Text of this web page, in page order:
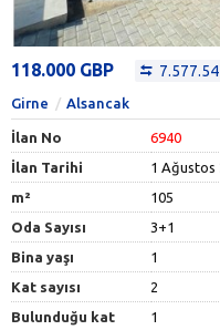
118.000 GBP
Girne Alsancak
İlan No
6940
İlan Tarihi
1 Ağustos
m²
105
Oda Sayısı
3+1
Bina yaşı
1
Kat sayısı
2
Bulunduğu kat
1